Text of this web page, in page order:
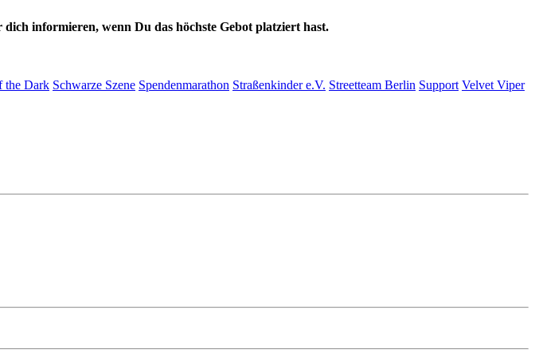
informieren, wenn Du das höchste Gebot platziert hast.
the Dark Schwarze Szene Spendenmarathon Straßenkinder e.V. Streetteam Berlin Support Velvet Viper